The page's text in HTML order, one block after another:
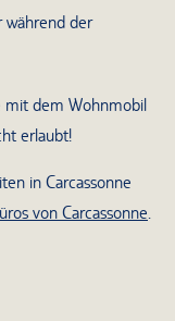
während der
mit dem Wohnmobil
erlaubt!
in Carcassonne
von Carcassonne